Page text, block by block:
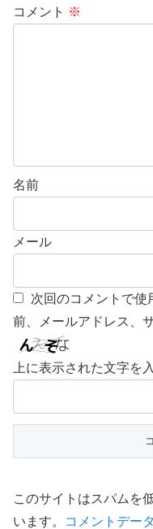
コメント ※
名前
メール
次回のコメントで使
前、メールアドレス、
上に表示された文字を
このサイトはスパムを
います。
コメントデー